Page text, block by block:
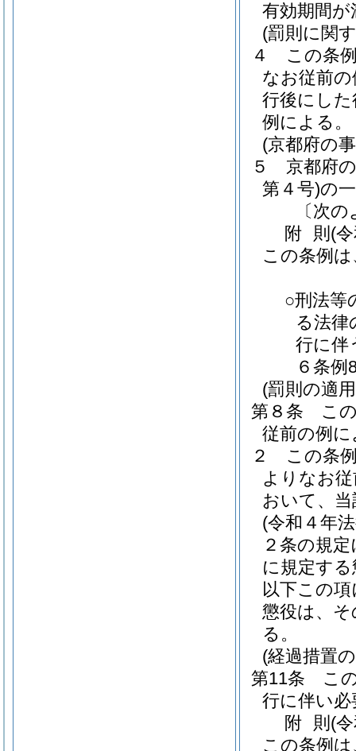
有効期間
(罰則に関
４
この条
なお従前
行後にし
例による。
(京都府の
５
京都府
第４号)の
〔次
附 則 (
この条例
○刑法等
る法律
行に伴
６条例
(罰則の適
第８条
こ
従前の例
２
この条
よりなお
おいて、
(令和４年
２条の規
に規定する
以下この
懲役は、
る。
(経過措置
第11条
こ
行に伴い
附 則 (
この条例